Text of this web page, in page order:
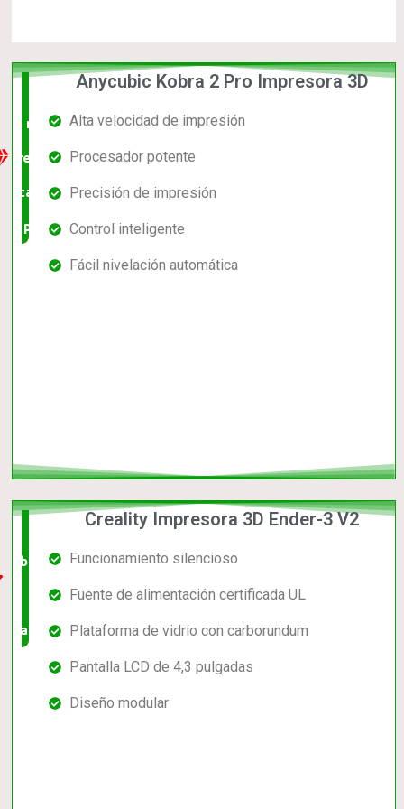
mejor
relación
calidad-
precio
Anycubic Kobra 2 Pro Impresora 3D
Alta velocidad de impresión
Procesador potente
Precisión de impresión
Control inteligente
Fácil nivelación automática
barato,
bien
valorado!
Creality Impresora 3D Ender-3 V2
Funcionamiento silencioso
Fuente de alimentación certificada UL
Plataforma de vidrio con carborundum
Pantalla LCD de 4,3 pulgadas
Diseño modular